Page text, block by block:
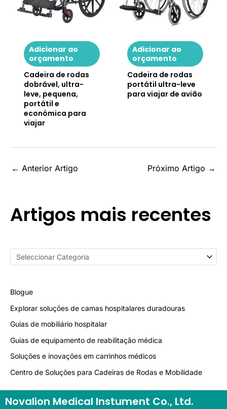
Artigos mais recentes
Blogue
Explorar soluções de camas hospitalares duradouras
Guias de mobiliário hospitalar
Guias de equipamento de reabilitação médica
Soluções e inovações em carrinhos médicos
Centro de Soluções para Cadeiras de Rodas e Mobilidade
Adicionar ao
orçamento
Cadeira de rodas
dobrável, ultra-
leve, pequena,
portátil e
económica para
viajar
Adicionar ao
orçamento
Cadeira de rodas
portátil ultra-leve
para viajar de avião
← Anterior Artigo Próximo Artigo →
Novalion Medical Instument Co., Ltd.